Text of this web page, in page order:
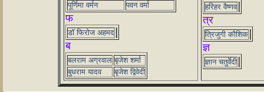
पूर्णिमा वर्मन
पवन वर्मा
फ
डॉ फिरोज अहमद
ब
बलराम अग्रवाल बृजेश शर्मा
बुधराम यादव
बृजेश द्विवेदी
हरिहर वैष्णव
त्र
त्रिजुगी कौशिक
ज्ञ
ज्ञान चतुर्वेदी